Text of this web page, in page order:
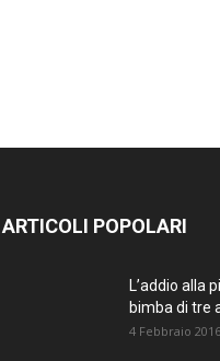
ARTICOLI POPOLARI
L’addio alla
bimba di tre
4 Febbraio 2016